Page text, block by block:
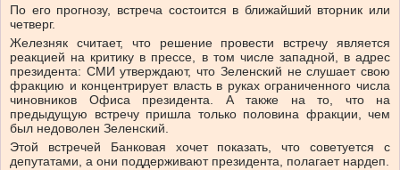
По его прогнозу, встреча состоится в ближайший вторник или
четверг.
Железняк считает, что решение провести встречу является
реакцией на критику в прессе, в том числе западной, в адрес
президента: СМИ утверждают, что Зеленский не слушает свою
фракцию и концентрирует власть в руках ограниченного числа
чиновников Офиса президента. А также на то, что на
предыдущую встречу пришла только половина фракции, чем
был недоволен Зеленский.
Этой встречей Банковая хочет показать, что советуется с
депутатами, а они поддерживают президента, полагает нардеп.